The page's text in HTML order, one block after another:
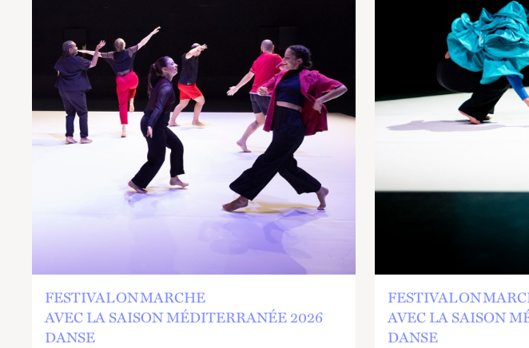
FESTIVAL ON MARCHE
AVEC LA SAISON MÉDITERRANÉE 2026
DANSE
FESTIVAL ON
AVEC LA SAISON
DANSE